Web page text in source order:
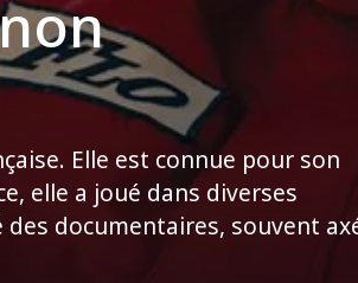
Elle est connue pour son
elle a joué dans diverses
documentaires, souvent
ses projets notables, on trouve